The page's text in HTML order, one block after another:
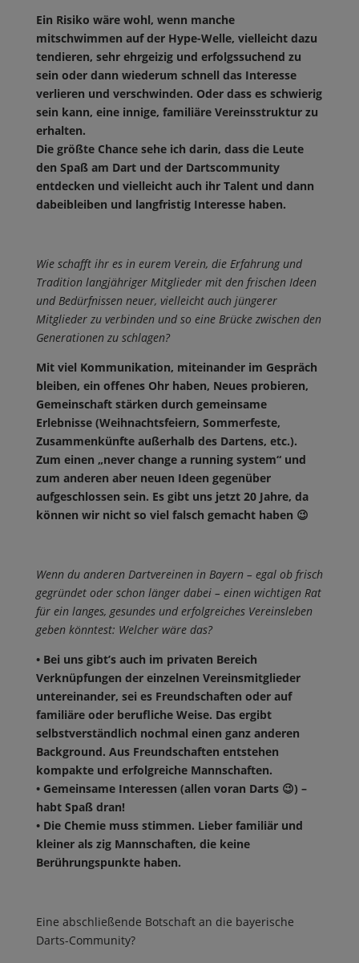
Ein Risiko wäre wohl, wenn manche
mitschwimmen auf der Hype-Welle, vielleicht dazu
tendieren, sehr ehrgeizig und erfolgssuchend zu
sein oder dann wiederum schnell das Interesse
verlieren und verschwinden. Oder dass es schwierig
sein kann, eine innige, familiäre Vereinsstruktur zu
erhalten.
Die größte Chance sehe ich darin, dass die Leute
den Spaß am Dart und der Dartscommunity
entdecken und vielleicht auch ihr Talent und dann
dabeibleiben und langfristig Interesse haben.
Wie schafft ihr es in eurem Verein, die Erfahrung und
Tradition langjähriger Mitglieder mit den frischen Ideen
und Bedürfnissen neuer, vielleicht auch jüngerer
Mitglieder zu verbinden und so eine Brücke zwischen den
Generationen zu schlagen?
Mit viel Kommunikation, miteinander im Gespräch
bleiben, ein offenes Ohr haben, Neues probieren,
Gemeinschaft stärken durch gemeinsame
Erlebnisse (Weihnachtsfeiern, Sommerfeste,
Zusammenkünfte außerhalb des Dartens, etc.).
Zum einen „never change a running system“ und
zum anderen aber neuen Ideen gegenüber
aufgeschlossen sein. Es gibt uns jetzt 20 Jahre, da
können wir nicht so viel falsch gemacht haben 😉
Wenn du anderen Dartvereinen in Bayern – egal ob frisch
gegründet oder schon länger dabei – einen wichtigen Rat
für ein langes, gesundes und erfolgreiches Vereinsleben
geben könntest: Welcher wäre das?
• Bei uns gibt’s auch im privaten Bereich
Verknüpfungen der einzelnen Vereinsmitglieder
untereinander, sei es Freundschaften oder auf
familiäre oder berufliche Weise. Das ergibt
selbstverständlich nochmal einen ganz anderen
Background. Aus Freundschaften entstehen
kompakte und erfolgreiche Mannschaften.
• Gemeinsame Interessen (allen voran Darts 😉) –
habt Spaß dran!
• Die Chemie muss stimmen. Lieber familiär und
kleiner als zig Mannschaften, die keine
Berührungspunkte haben.
Eine abschließende Botschaft an die bayerische
Darts-Community?